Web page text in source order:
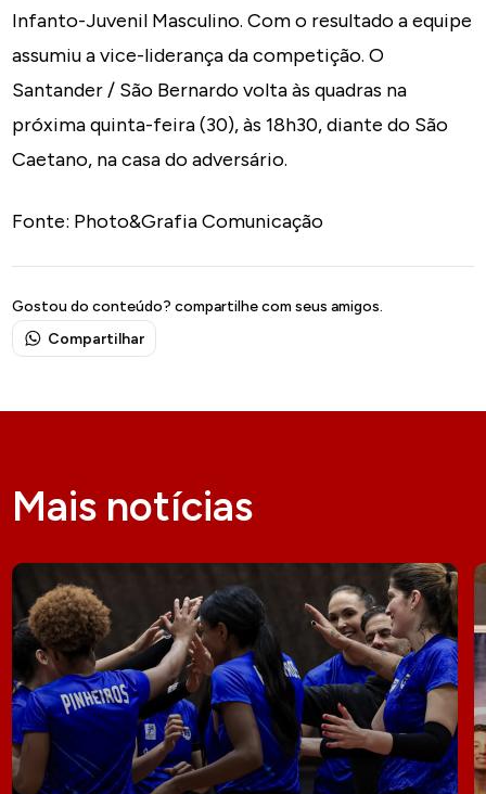
Infanto-Juvenil Masculino. Com o resultado a equipe
assumiu a vice-liderança da competição. O
Santander / São Bernardo volta às quadras na
próxima quinta-feira (30), às 18h30, diante do São
Caetano, na casa do adversário.
Fonte: Photo&Grafia Comunicação
Gostou do conteúdo? compartilhe com seus amigos.
Compartilhar
Mais notícias